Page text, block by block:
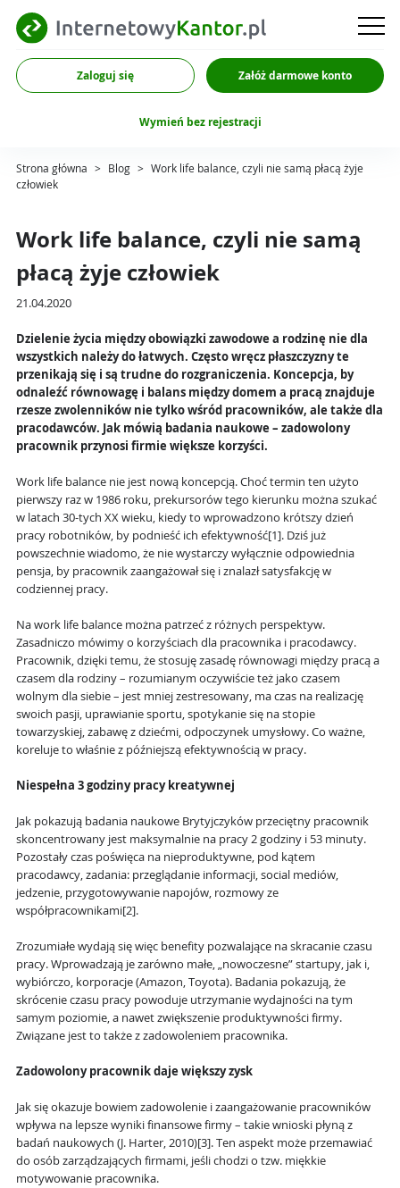
Zaloguj się Załóż darmowe konto
Wymień bez rejestracji
Strona główna > Blog > Work life balance, czyli nie samą płacą żyje
człowiek
Work life balance, czyli nie samą
płacą żyje człowiek
21.04.2020
Dzielenie życia między obowiązki zawodowe a rodzinę nie dla
wszystkich należy do łatwych. Często wręcz płaszczyzny te
przenikają się i są trudne do rozgraniczenia. Koncepcja, by
odnaleźć równowagę i balans między domem a pracą znajduje
rzesze zwolenników nie tylko wśród pracowników, ale także dla
pracodawców. Jak mówią badania naukowe – zadowolony
pracownik przynosi firmie większe korzyści.
Work life balance nie jest nową koncepcją. Choć termin ten użyto
pierwszy raz w 1986 roku, prekursorów tego kierunku można szukać
w latach 30-tych XX wieku, kiedy to wprowadzono krótszy dzień
pracy robotników, by podnieść ich efektywność[1]. Dziś już
powszechnie wiadomo, że nie wystarczy wyłącznie odpowiednia
pensja, by pracownik zaangażował się i znalazł satysfakcję w
codziennej pracy.
Na work life balance można patrzeć z różnych perspektyw.
Zasadniczo mówimy o korzyściach dla pracownika i pracodawcy.
Pracownik, dzięki temu, że stosuję zasadę równowagi między pracą a
czasem dla rodziny – rozumianym oczywiście też jako czasem
wolnym dla siebie – jest mniej zestresowany, ma czas na realizację
swoich pasji, uprawianie sportu, spotykanie się na stopie
towarzyskiej, zabawę z dziećmi, odpoczynek umysłowy. Co ważne,
koreluje to właśnie z późniejszą efektywnością w pracy.
Niespełna 3 godziny pracy kreatywnej
Jak pokazują badania naukowe Brytyjczyków przeciętny pracownik
skoncentrowany jest maksymalnie na pracy 2 godziny i 53 minuty.
Pozostały czas poświęca na nieproduktywne, pod kątem
pracodawcy, zadania: przeglądanie informacji, social mediów,
jedzenie, przygotowywanie napojów, rozmowy ze
współpracownikami[2].
Zrozumiałe wydają się więc benefity pozwalające na skracanie czasu
pracy. Wprowadzają je zarówno małe, „nowoczesne” startupy, jak i,
wybiórczo, korporacje (Amazon, Toyota). Badania pokazują, że
skrócenie czasu pracy powoduje utrzymanie wydajności na tym
samym poziomie, a nawet zwiększenie produktywności firmy.
Związane jest to także z zadowoleniem pracownika.
Zadowolony pracownik daje większy zysk
Jak się okazuje bowiem zadowolenie i zaangażowanie pracowników
wpływa na lepsze wyniki finansowe firmy – takie wnioski płyną z
badań naukowych (J. Harter, 2010)[3]. Ten aspekt może przemawiać
do osób zarządzających firmami, jeśli chodzi o tzw. miękkie
motywowanie pracownika.